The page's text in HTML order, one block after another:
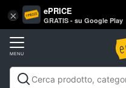
× ePRICE
GRATIS - su Google Play
Accedi
Registrati
Offerte
Vai
al
Abbigliamento